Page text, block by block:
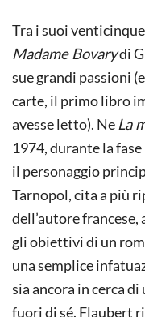
Tra i suoi
Madame Bovarydi
sue grandi passioni
carte, il primo libro
avesse letto). Ne La
1974, durante la
il personaggio
Tarnopol, cita a più
dell’autore
gli obiettivi di un
una semplice
sia ancora in cerca di
fuori di sé. Flaubert